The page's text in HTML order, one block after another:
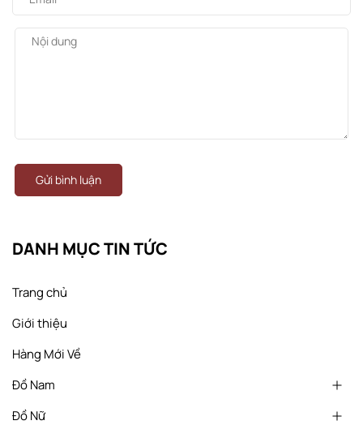
DANH MỤC TIN TỨC
Trang chủ
Giới thiệu
Hàng Mới Về
Đồ Nam
Đồ Nữ
Gửi bình luận